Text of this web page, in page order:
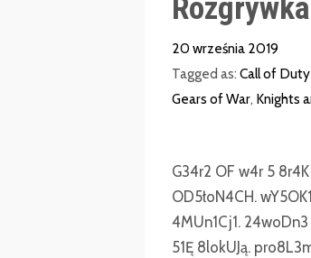
20 września 2019
Tagged as: Call of
Gears of War, Knights
G34r2 OF w4r 5
OD5łoN4CH.
4MUn1Cj1.
51Ę 8lokUJą.